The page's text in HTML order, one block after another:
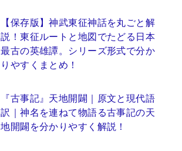
【保存版】神武東征神話を丸ごと解
説！東征ルートと地図でたどる日本
最古の英雄譚。シリーズ形式で分か
りやすくまとめ！
『古事記』天地開闢｜原文と現代語
訳｜神名を連ねて物語る古事記の天
地開闢を分かりやすく解説！